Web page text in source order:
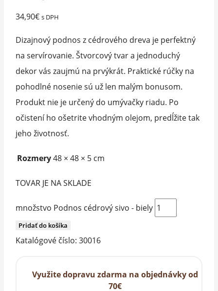
34,90€ s DPH
Dizajnový podnos z cédrového dreva je perfektný
na servírovanie. Štvorcový tvar a jednoduchý
dekor vás zaujmú na prvýkrát. Praktické rúčky na
pohodlné nosenie sú už len malým bonusom.
Produkt nie je určený do umývačky riadu. Po
očistení ho ošetrite vhodným olejom, predĺžite tak
jeho životnosť.
Rozmery48 × 48 × 5 cm
TOVAR JE NA SKLADE
množstvo Podnos cédrový sivo - biely
Pridať do košíka
Katalógové číslo: 30016
Využite dopravu zdarma na objednávky od
70€